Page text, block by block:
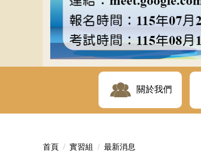
教程甄選banner
關於我們
首頁 實習組 最新消息